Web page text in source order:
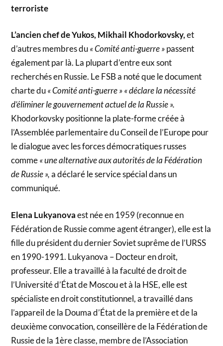
terroriste
L’ancien chef de Yukos, Mikhail Khodorkovsky,et
d’autres membres du« Comité anti-guerre »passent
également par là. La plupart d’entre eux sont
recherchés en Russie. Le FSB a noté que le document
charte du« Comité anti-guerre » « déclare la nécessité
d’éliminer le gouvernement actuel de la Russie ».
Khodorkovsky positionne la plate-forme créée à
l’Assemblée parlementaire du Conseil de l’Europe pour
le dialogue avec les forces démocratiques russes
comme« une alternative aux autorités de la Fédération
de Russie »,a déclaré le service spécial dans un
communiqué.
Elena Lukyanovaest née en 1959 (reconnue en
Fédération de Russie comme agent étranger), elle est la
fille du président du dernier Soviet suprême de l’URSS
en 1990-1991. Lukyanova – Docteur en droit,
professeur. Elle a travaillé à la faculté de droit de
l’Université d’État de Moscou et à la HSE, elle est
spécialiste en droit constitutionnel, a travaillé dans
l’appareil de la Douma d’État de la première et de la
deuxième convocation, conseillère de la Fédération de
Russie de la 1ère classe, membre de l’Association